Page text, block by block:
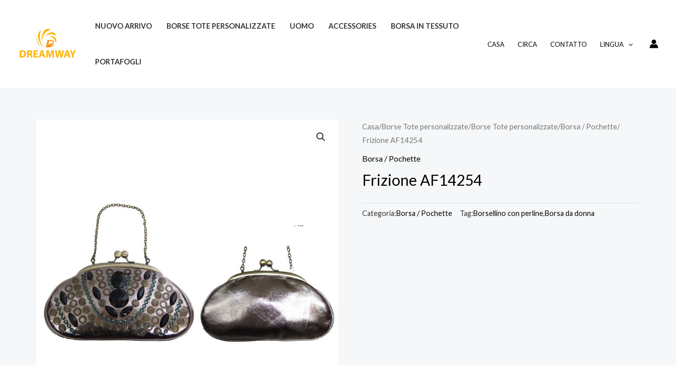
NUOVO ARRIVO BORSE TOTE PERSONALIZZATE UOMO ACCESSORIES BORSA IN TESSUTO
PORTAFOGLI
CASA CIRCA CONTATTO LINGUA
Casa/Borse Tote personalizzate/Borse Tote personalizzate/Borsa / Pochette/
Frizione AF14254
Borsa / Pochette
Frizione AF14254
Categoria:Borsa / Pochette Tag:Borsellino con perline,Borsa da donna